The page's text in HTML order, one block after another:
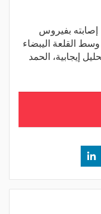
بفيروس
19). وكتب نجم وسط القلعة اليبضاء
إيجابية، الحمد